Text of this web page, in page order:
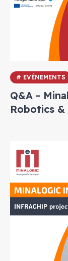
# EVÉNEMENTS
Q&A -
Robotics